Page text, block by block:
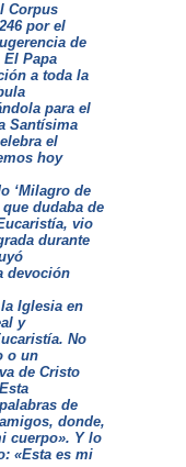
Corpus
por el
de
Papa
a toda la
para el
Santísima
el
hoy
‘Milagro de
dudaba de
vio
durante
devoción
Iglesia en
y
No
o un
de Cristo
de
donde,
cuerpo». Y lo
«Esta es mi